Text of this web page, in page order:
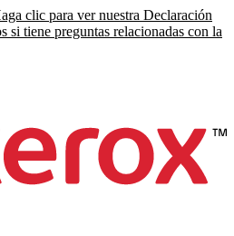
clic para ver nuestra Declaración
si tiene preguntas relacionadas con la